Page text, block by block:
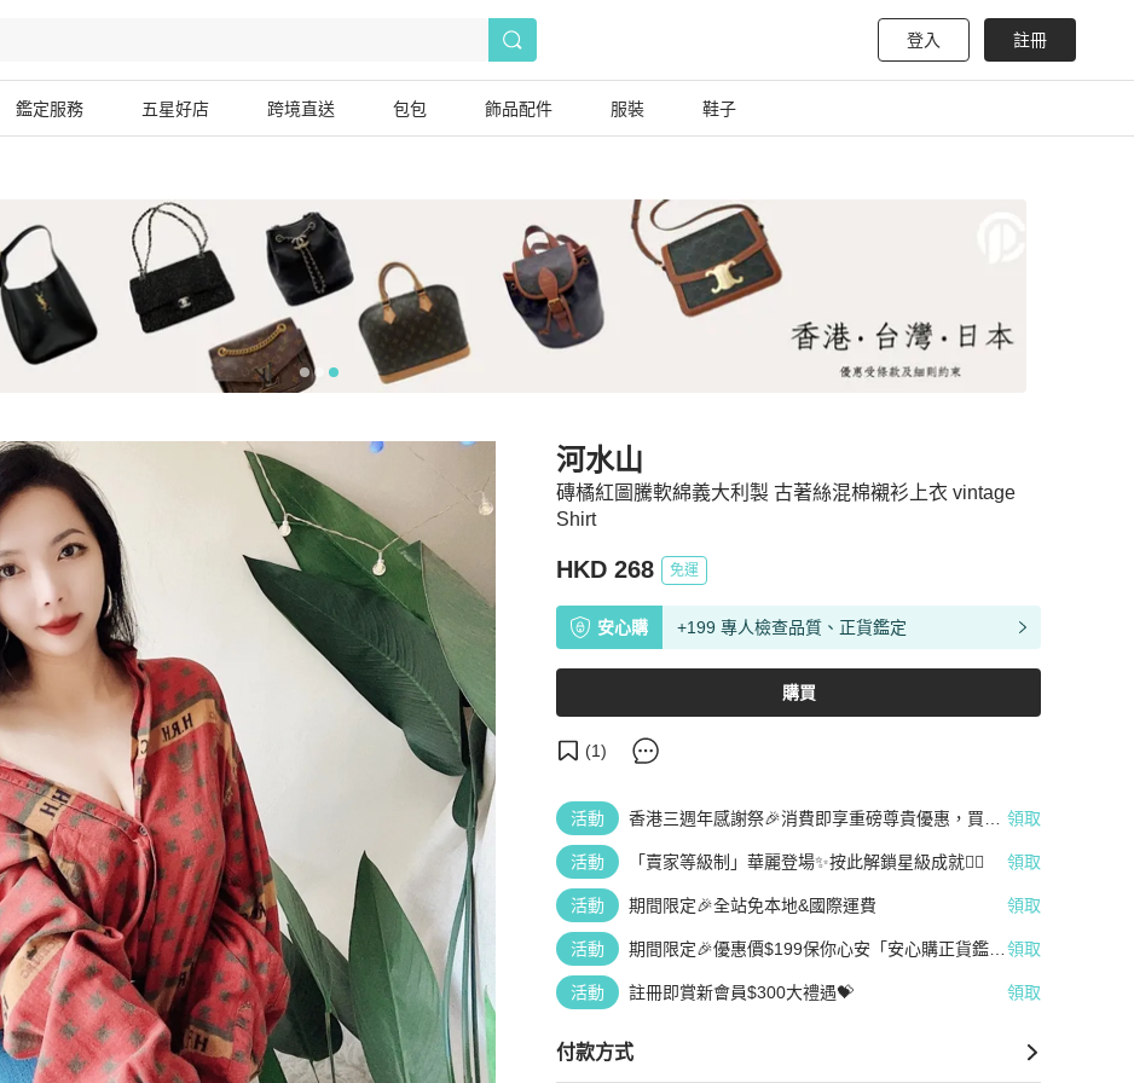
登入 註冊
鑑定服務 五星好店 跨境直送 包包 飾品配件 服裝 鞋子
磚橘紅圖騰軟綿義大利製 古著絲混棉襯衫上衣 vintage
Shirt
河水山
HKD 268 免運
安心購 +199 專人檢查品質、正貨鑑定
購買
(1)
活動
香港三週年感謝祭🎉消費即享重磅尊貴優惠，買越
領取
活動 「賣家等級制」華麗登場✨按此解鎖星級成就👆🏻 領取
活動 期間限定🎉全站免本地&國際運費 領取
活動
期間限定🎉優惠價$199保你心安「安心購正貨鑑
領取
活動 註冊即賞新會員$300大禮遇💝 領取
付款方式